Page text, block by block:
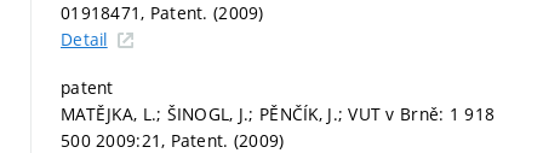
01918471, Patent. (2009)
Detail
patent
MATĚJKA, L.; ŠINOGL, J.; PĚNČÍK, J.; VUT v Brně: 1 918
500 2009:21, Patent. (2009)